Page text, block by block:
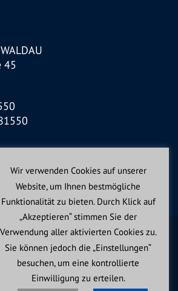
45
Wir verwenden Cookies auf unserer
Website, um Ihnen bestmögliche
Funktionalität zu bieten. Durch Klick auf
„Akzeptieren“ stimmen Sie der
Verwendung aller aktivierten Cookies zu.
Sie können jedoch die „Einstellungen“
besuchen, um eine kontrollierte
Einwilligung zu erteilen.